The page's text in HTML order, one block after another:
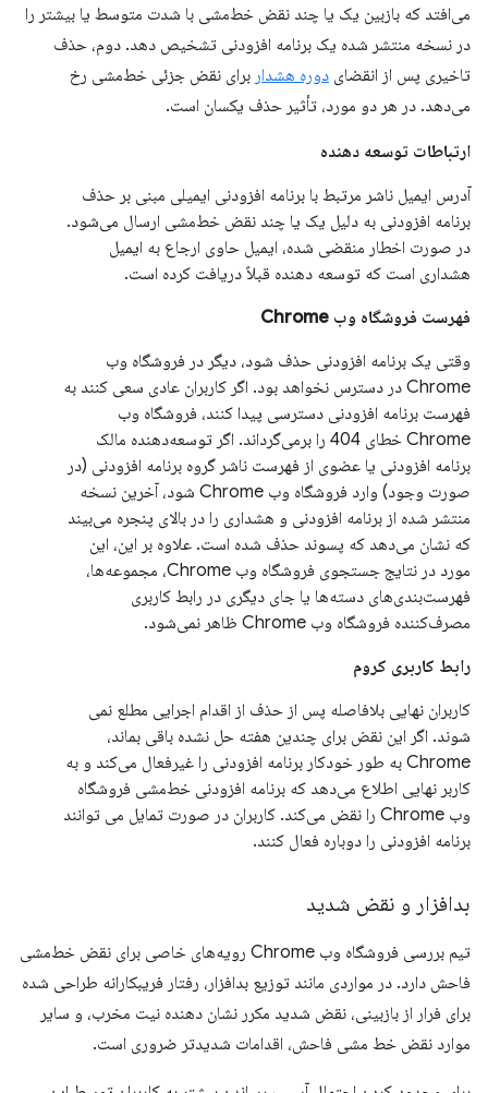
می‌افتد که بازبین یک یا چند نقض خط‌مشی با شدت متوسط ​​یا بیشتر را
در نسخه منتشر شده یک برنامه افزودنی تشخیص دهد. دوم، حذف
تاخیری پس از انقضای دوره هشدار برای نقض جزئی خط‌مشی رخ
می‌دهد. در هر دو مورد، تأثیر حذف یکسان است.
ارتباطات توسعه دهنده
آدرس ایمیل ناشر مرتبط با برنامه افزودنی ایمیلی مبنی بر حذف
برنامه افزودنی به دلیل یک یا چند نقض خط‌مشی ارسال می‌شود.
در صورت اخطار منقضی شده، ایمیل حاوی ارجاع به ایمیل
هشداری است که توسعه دهنده قبلاً دریافت کرده است.
فهرست فروشگاه وب Chrome
وقتی یک برنامه افزودنی حذف شود، دیگر در فروشگاه وب
Chrome در دسترس نخواهد بود. اگر کاربران عادی سعی کنند به
فهرست برنامه افزودنی دسترسی پیدا کنند، فروشگاه وب
Chrome خطای 404 را برمی‌گرداند. اگر توسعه‌دهنده مالک
برنامه افزودنی یا عضوی از فهرست ناشر گروه برنامه افزودنی (در
صورت وجود) وارد فروشگاه وب Chrome شود، آخرین نسخه
منتشر شده از برنامه افزودنی و هشداری را در بالای پنجره می‌بیند
که نشان می‌دهد که پسوند حذف شده است. علاوه بر این، این
مورد در نتایج جستجوی فروشگاه وب Chrome، مجموعه‌ها،
فهرست‌بندی‌های دسته‌ها یا جای دیگری در رابط کاربری
مصرف‌کننده فروشگاه وب Chrome ظاهر نمی‌شود.
رابط کاربری کروم
کاربران نهایی بلافاصله پس از حذف از اقدام اجرایی مطلع نمی
شوند. اگر این نقض برای چندین هفته حل نشده باقی بماند،
Chrome به طور خودکار برنامه افزودنی را غیرفعال می‌کند و به
کاربر نهایی اطلاع می‌دهد که برنامه افزودنی خط‌مشی فروشگاه
وب Chrome را نقض می‌کند. کاربران در صورت تمایل می توانند
برنامه افزودنی را دوباره فعال کنند.
بدافزار و نقض شدید
تیم بررسی فروشگاه وب Chrome رویه‌های خاصی برای نقض خط‌مشی
فاحش دارد. در مواردی مانند توزیع بدافزار، رفتار فریبکارانه طراحی شده
برای فرار از بازبینی، نقض شدید مکرر نشان دهنده نیت مخرب، و سایر
موارد نقض خط مشی فاحش، اقدامات شدیدتر ضروری است.